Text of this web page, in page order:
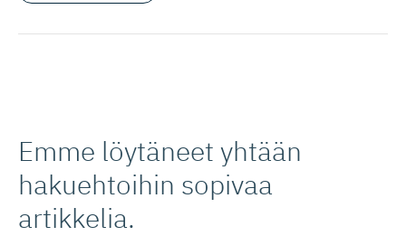
Emme löytäneet yhtään
hakuehtoihin sopivaa
artikkelia.